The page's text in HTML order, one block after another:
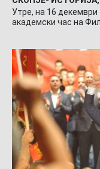
Утре, на 16
академски час на